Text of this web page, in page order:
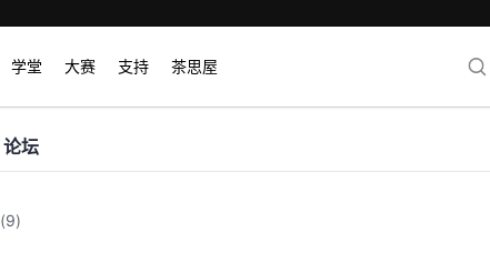
学堂 大赛 支持 茶思屋
论坛
(9)